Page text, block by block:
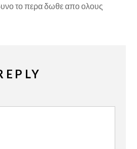
το περα δωθε απο ολους